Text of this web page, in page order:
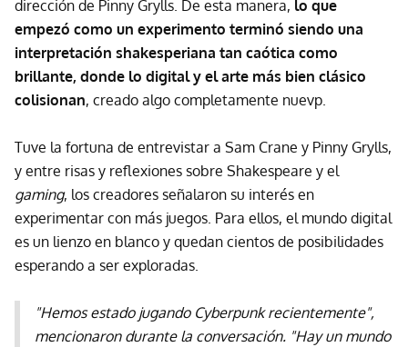
dirección de Pinny Grylls. De esta manera, lo que
empezó como un experimento terminó siendo una
interpretación shakesperiana tan caótica como
brillante, donde lo digital y el arte más bien clásico
colisionan, creado algo completamente nuevp.
Tuve la fortuna de entrevistar a Sam Crane y Pinny Grylls,
y entre risas y reflexiones sobre Shakespeare y el
gaming, los creadores señalaron su interés en
experimentar con más juegos. Para ellos, el mundo digital
es un lienzo en blanco y quedan cientos de posibilidades
esperando a ser exploradas.
"Hemos estado jugando Cyberpunk recientemente",
mencionaron durante la conversación. "Hay un mundo